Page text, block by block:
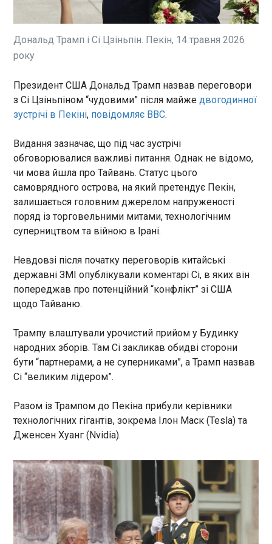
Камиш заперечує повідомлення американських
ЗМІ про раптове скасування запланованого
переміщення 4000 американських військових у
Польщу. Про це свідчить його допис в
справа не стосується Польщі".
ЗМІ дізналися, скільки коштуватиме
звільнення Моурінью
Керівництво Бенфіки знову пропонує
продовжити контракт з Жозе Моурінью на
посаду головного тренера лісабонської
команди. Як пише Record , між "орлами" та
португальським фахівцем досягнута
домовленість про компенсацію, у разі якщо
тренер вирішить розірвати угоду протягом
десяти днів після фінального матчу сезону.
ЧИТАТЬ
США несподівано скасували переміщення
4000 військових у Польщу
09:50:28
Пентагон раптово скасував розміщення
бронетанкової бригади в Польщі. Про це
цей крок стало відомо після оголошення про
виведення 5000 військовослужбовців з
Німеччини. Рішення було оприлюднено після
того, як Трамп висловив заперечення проти
щодо дій Білого дому у війні США з Іраном.
ЧИТАТЬ
У сенаті Філіппін пролунали постріли перед
імовірним арештом сенатора за ордером
МКС
У Сенаті Філіппін пролунали
постріли на тлі загострення
ситуації довкола
запланованого арешту
впливового сенатора,
повідомляє DW . У середу
ЧИТАТЬ
Дональд Трамп і Сі Цзіньпін. Пекін, 14 травня 2026
року
Президент США Дональд Трамп назвав переговори
з Сі Цзіньпіном “чудовими” після майжедвогодинної
зустрічі в Пекіні, повідомляє BBC.
Видання зазначає, що під час зустрічі
обговорювалися важливі питання. Однак не відомо,
чи мова йшла про Тайвань. Статус цього
самоврядного острова, на який претендує Пекін,
залишається головним джерелом напруженості
поряд із торговельними митами, технологічним
суперництвом та війною в Ірані.
Невдовзі після початку переговорів китайські
державні ЗМІ опублікували коментарі Сі, в яких він
попереджав про потенційний “конфлікт” зі США
щодо Тайваню.
Трампу влаштували урочистий прийом у Будинку
народних зборів. Там Сі закликав обидві сторони
бути “партнерами, а не суперниками”, а Трамп назвав
Сі “великим лідером”.
Разом із Трампом до Пекіна прибули керівники
технологічних гігантів, зокрема Ілон Маск (Tesla) та
Дженсен Хуанг (Nvidia).